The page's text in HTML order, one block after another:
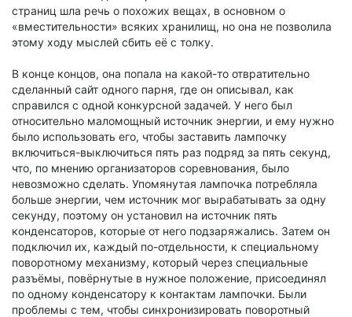
страниц шла речь о похожих вещах, в основном о
«вместительности» всяких хранилищ, но она не позволила
этому ходу мыслей сбить её с толку.
В конце концов, она попала на какой-то отвратительно
сделанный сайт одного парня, где он описывал, как
справился с одной конкурсной задачей. У него был
относительно маломощный источник энергии, и ему нужно
было использовать его, чтобы заставить лампочку
включиться-выключиться пять раз подряд за пять секунд,
что, по мнению организаторов соревнования, было
невозможно сделать. Упомянутая лампочка потребляла
больше энергии, чем источник мог вырабатывать за одну
секунду, поэтому он установил на источник пять
конденсаторов, которые от него подзаряжались. Затем он
подключил их, каждый по-отдельности, к специальному
поворотному механизму, который через специальные
разъёмы, повёрнутые в нужное положение, присоединял
по одному конденсатору к контактам лампочки. Были
проблемы с тем, чтобы синхронизировать поворотный